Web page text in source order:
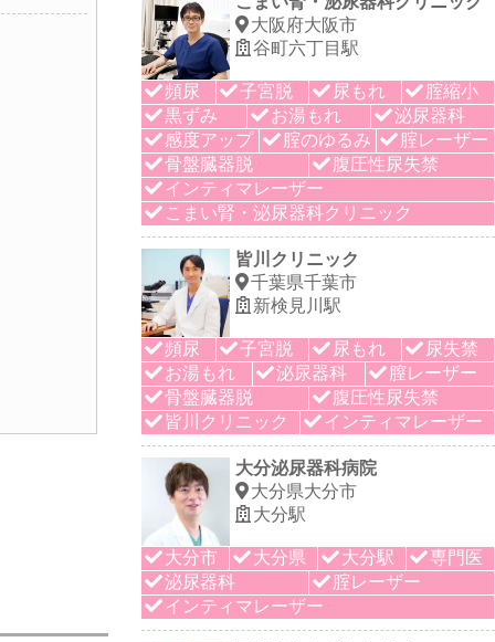
大阪府大阪市
谷町六丁目駅
頻尿 子宮脱 尿もれ
腟縮小
黒ずみ
お湯もれ
泌尿器科
感度アップ
腟のゆるみ
腟レーザー
骨盤臓器脱
腹圧性尿失禁
インティマレーザー
こまい腎・泌尿器科クリニック
皆川クリニック
千葉県千葉市
新検見川駅
頻尿 子宮脱 尿もれ
尿失禁
お湯もれ
泌尿器科
膣レーザー
骨盤臓器脱
腹圧性尿失禁
皆川クリニック
インティマレーザー
大分泌尿器科病院
大分県大分市
大分駅
大分市 大分県 大分駅
専門医
泌尿器科
腟レーザー
インティマレーザー